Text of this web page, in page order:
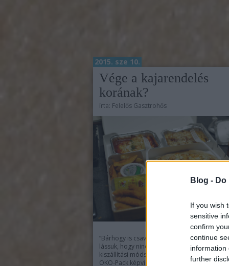
Blog -
If you wish
sensitive
confirm
continue
information
further
2015. sze 10.
Vége a kajarendelés
korának?
írta: Felelős Gasztrohős
“Bárhogy is csavarjuk a történetet, a végén
lássuk, hogy nincsen jó és környezetbarát
kiszállítási módszer.” - mondta Hartay Mihály,
ÖKO-Pack képviselője a Jövő-t-Evő